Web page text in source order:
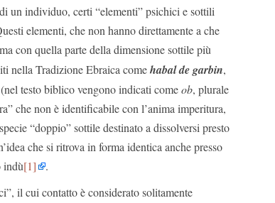
un individuo, certi “elementi” psichici e sottili
elementi, che non hanno direttamente a che
con quella parte della dimensione sottile più
nella Tradizione Ebraica comehabal de garbin,
testo biblico vengono indicati comeob, plurale
che non è identificabile con l’anima imperitura,
“doppio” sottile destinato a dissolversi presto
che si ritrova in forma identica anche presso
indù[1]
.
il cui contatto è considerato solitamente